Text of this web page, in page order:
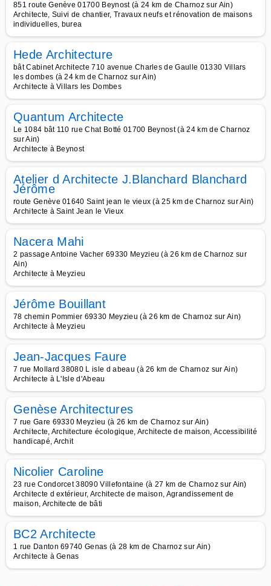
851 route Genève 01700 Beynost (à 24 km de Charnoz sur Ain)
Architecte, Suivi de chantier, Travaux neufs et rénovation de maisons
individuelles, burea
Hede Architecture
bât Cabinet Architecte 710 avenue Charles de Gaulle 01330 Villars
les dombes (à 24 km de Charnoz sur Ain)
Architecte à Villars les Dombes
Quantum Architecte
Le 1084 bât 110 rue Chat Botté 01700 Beynost (à 24 km de Charnoz
sur Ain)
Architecte à Beynost
Atelier d Architecte J.Blanchard Blanchard
Jérôme
route Genève 01640 Saint jean le vieux (à 25 km de Charnoz sur Ain)
Architecte à Saint Jean le Vieux
Nacera Mahi
2 passage Antoine Vacher 69330 Meyzieu (à 26 km de Charnoz sur
Ain)
Architecte à Meyzieu
Jérôme Bouillant
78 chemin Pommier 69330 Meyzieu (à 26 km de Charnoz sur Ain)
Architecte à Meyzieu
Jean-Jacques Faure
7 rue Mollard 38080 L isle d abeau (à 26 km de Charnoz sur Ain)
Architecte à L'Isle d'Abeau
Genèse Architectures
7 rue Gare 69330 Meyzieu (à 26 km de Charnoz sur Ain)
Architecte, Architecture écologique, Architecte de maison, Accessibilité
handicapé, Archit
Nicolier Caroline
23 rue Condorcet 38090 Villefontaine (à 27 km de Charnoz sur Ain)
Architecte d extérieur, Architecte de maison, Agrandissement de
maison, Architecte de bâti
BC2 Architecte
1 rue Danton 69740 Genas (à 28 km de Charnoz sur Ain)
Architecte à Genas